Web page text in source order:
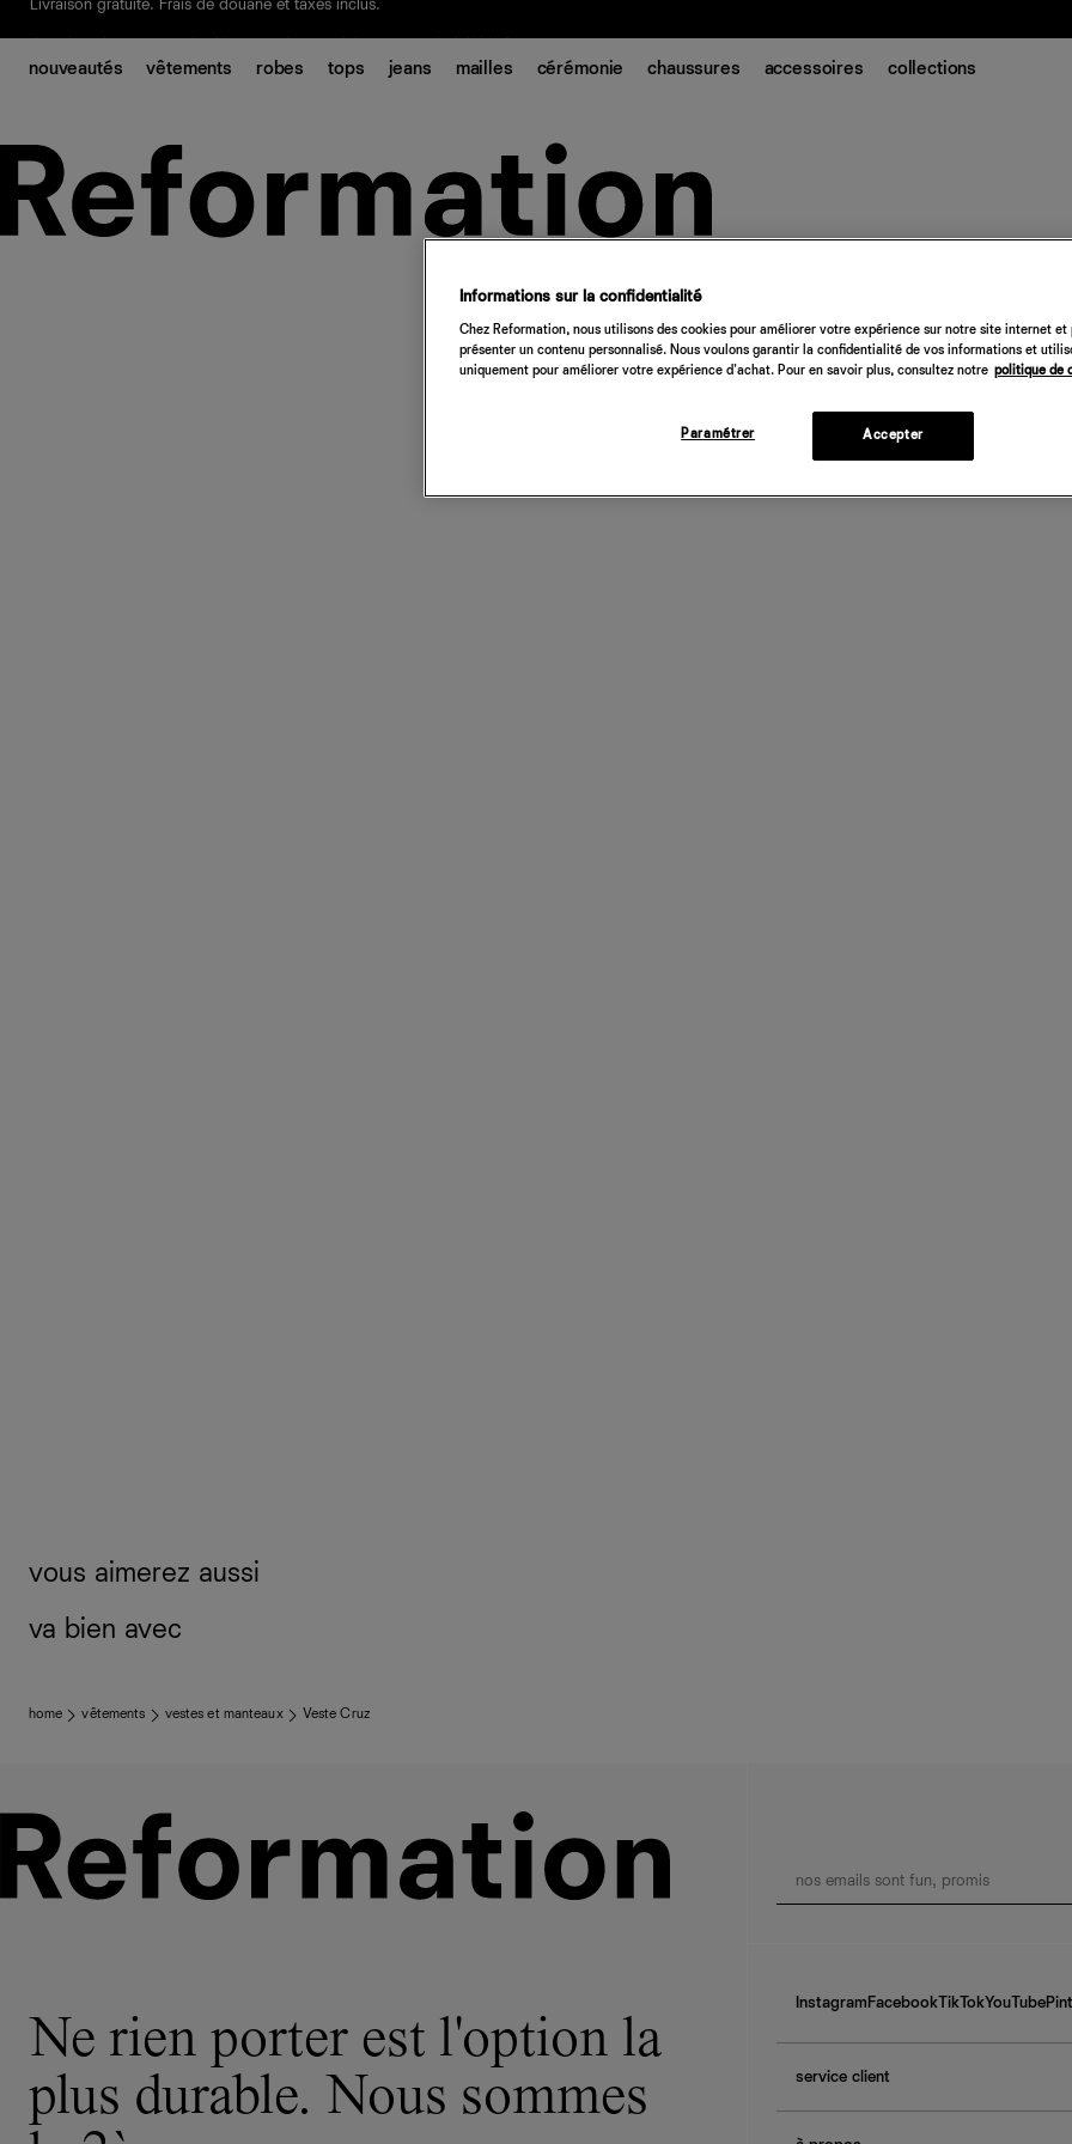
Ça, c'est des sexy maths Nouveautés pour faire son entrée à Wall Street.
nouveautés vêtements robes tops jeans mailles cérémonie chaussures accessoires collections
vous aimerez aussi
va bien avec
home vêtements vestes et manteaux Veste Cruz
Ne rien porter est l'option la
plus durable. Nous sommes
Instagram FacebookTikTokYouTube
service client
Informations sur la confidentialité
Chez Reformation, nous utilisons des cookies pour améliorer votre expérience sur notre site internet et
présenter un contenu personnalisé. Nous voulons garantir la confidentialité de vos informations et
uniquement pour améliorer votre expérience d'achat. Pour en savoir plus, consultez notre politique de
Paramétrer Accepter